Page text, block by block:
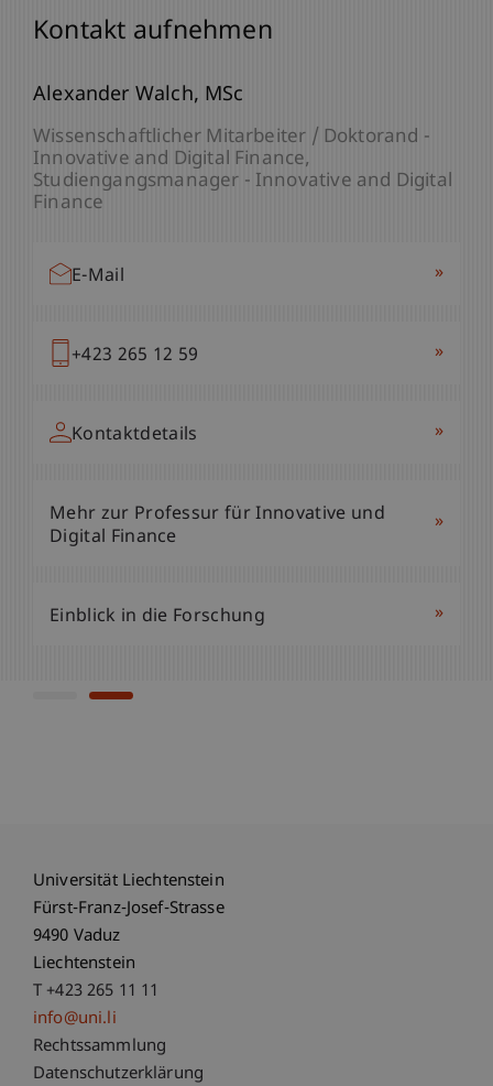
Kontakt aufnehmen
Prof. Dr. Martin Angerer
Professor - Innovative and Digital Finance
Studienleiter MSc IF - Liechtenstein Business
School
Digital Finance
Kontakt aufnehmen
Alexander Walch MSc
Wissenschaftlicher Mitarbeiter / Doktorand -
Innovative and Digital Finance
Studiengangsmanager - Innovative and Digital
Finance
E-Mail »
+423 265 12 59 »
Kontaktdetails »
Mehr zur Professur für Innovative und
Digital Finance
»
Einblick in die Forschung »
Universität Liechtenstein
Fürst-Franz-Josef-Strasse
9490 Vaduz
Liechtenstein
T +423 265 11 11
info@uni.li
Fußzeile Rechtliche Hinweise
Rechtssammlung
Datenschutzerklärung